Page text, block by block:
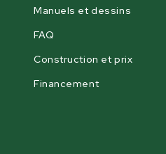
Manuels et dessins
FAQ
Construction et prix
Financement